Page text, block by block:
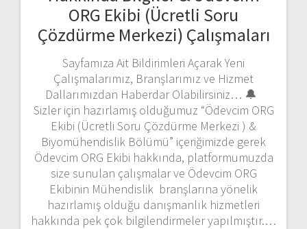
ORG Ekibi (Ücretli Soru
Çözdürme Merkezi) Çalışmaları
Sayfamıza Ait Bildirimleri Açarak Yeni
Çalışmalarımız, Branşlarımız ve Hizmet
Dallarımızdan Haberdar Olabilirsiniz… 🔔
Sizler için hazırlamış olduğumuz “Ödevcim ORG
Ekibi (Ücretli Soru Çözdürme Merkezi ) &
Biyomühendislik Bölümü” içeriğimizde gerek
Ödevcim ORG Ekibi hakkında, platformumuzda
size sunulan çalışmalar ve Ödevcim ORG
Ekibinin Mühendislik branşlarına yönelik
hazırlamış olduğu danışmanlık hizmetleri
hakkında pek çok bilgilendirmeler yapılmıştır.…